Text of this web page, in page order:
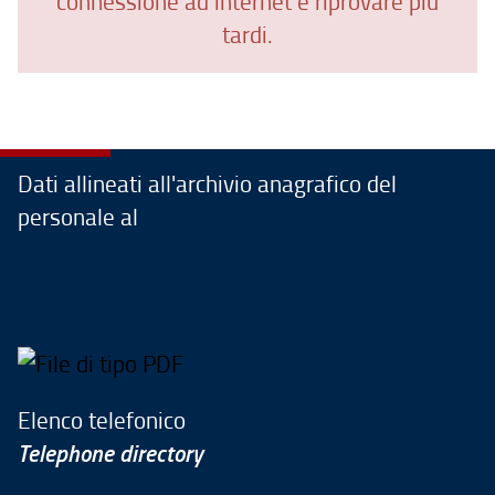
tardi.
Dati allineati all'archivio anagrafico del
personale al
Elenco telefonico
Telephone directory